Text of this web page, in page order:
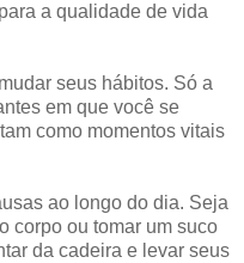
a qualidade de vida
seus hábitos. Só a
em que você se
como momentos vitais
ao longo do dia. Seja
corpo ou tomar um suco
da cadeira e levar seus